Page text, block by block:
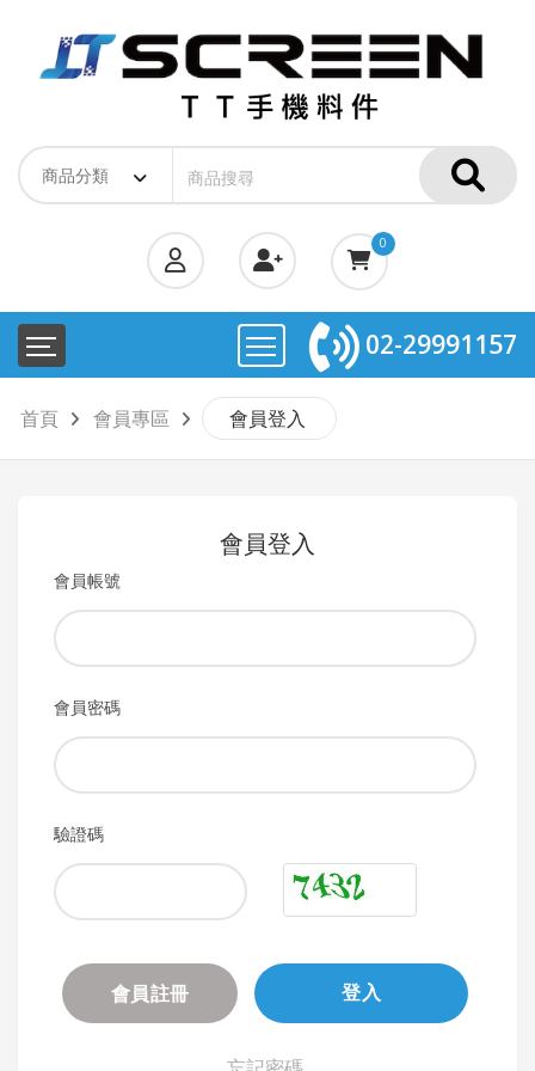
0
02-29991157
首頁 會員專區 會員登入
會員登入
會員帳號
會員密碼
驗證碼
會員註冊 登入